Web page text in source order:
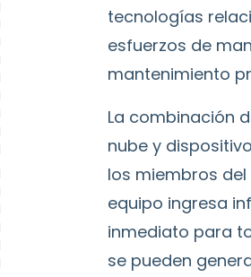
tecnologías
esfuerzos de
mantenimiento
La combinación
nube y
los miembros
equipo ingresa
inmediato para
se pueden